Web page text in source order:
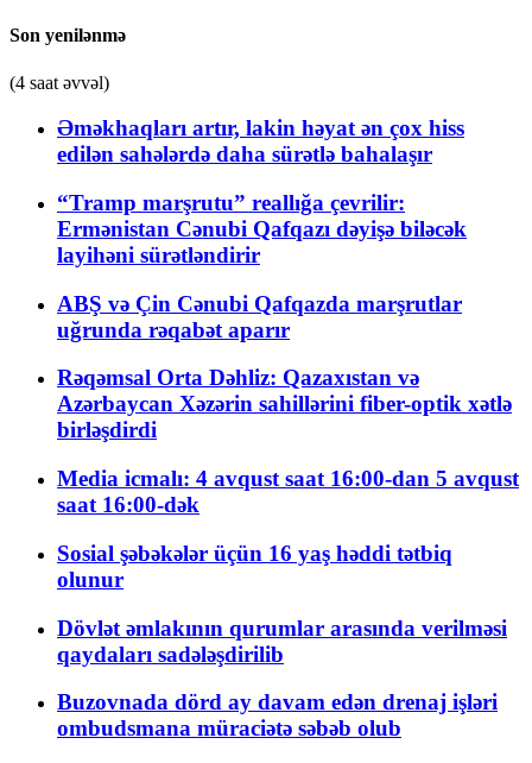
Son yenilənmə
(4 saat əvvəl)
Əməkhaqları artır, lakin həyat ən çox hiss
edilən sahələrdə daha sürətlə bahalaşır
“Tramp marşrutu” reallığa çevrilir:
Ermənistan Cənubi Qafqazı dəyişə biləcək
layihəni sürətləndirir
ABŞ və Çin Cənubi Qafqazda marşrutlar
uğrunda rəqabət aparır
Rəqəmsal Orta Dəhliz: Qazaxıstan və
Azərbaycan Xəzərin sahillərini fiber-optik xətlə
birləşdirdi
Media icmalı: 4 avqust saat 16:00-dan 5 avqust
saat 16:00-dək
Sosial şəbəkələr üçün 16 yaş həddi tətbiq
olunur
Dövlət əmlakının qurumlar arasında verilməsi
qaydaları sadələşdirilib
Buzovnada dörd ay davam edən drenaj işləri
ombudsmana müraciətə səbəb olub